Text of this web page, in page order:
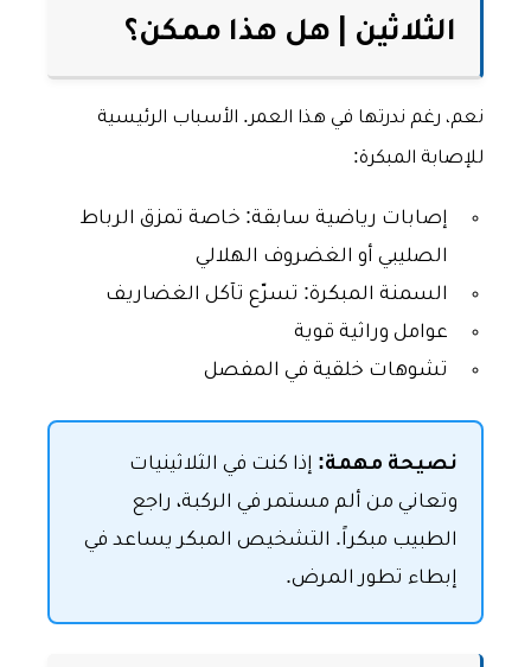
الثلاثين | هل هذا ممكن؟
نعم، رغم ندرتها في هذا العمر. الأسباب الرئيسية
للإصابة المبكرة:
إصابات رياضية سابقة: خاصة تمزق الرباط
الصليبي أو الغضروف الهلالي
السمنة المبكرة: تسرّع تآكل الغضاريف
عوامل وراثية قوية
تشوهات خلقية في المفصل
نصيحة مهمة: إذا كنت في الثلاثينيات
وتعاني من ألم مستمر في الركبة، راجع
الطبيب مبكراً. التشخيص المبكر يساعد في
إبطاء تطور المرض.